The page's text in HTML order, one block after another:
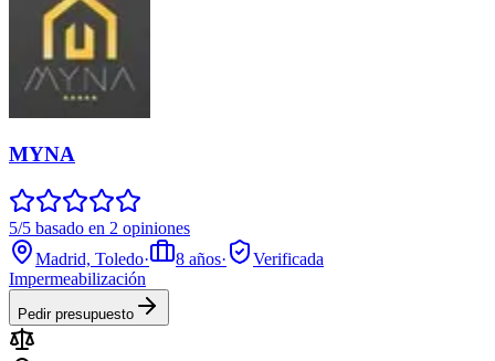
MYNA
5/5 basado en 2 opiniones
Madrid, Toledo· 8 años·
Verificada
Impermeabilización
Pedir presupuesto